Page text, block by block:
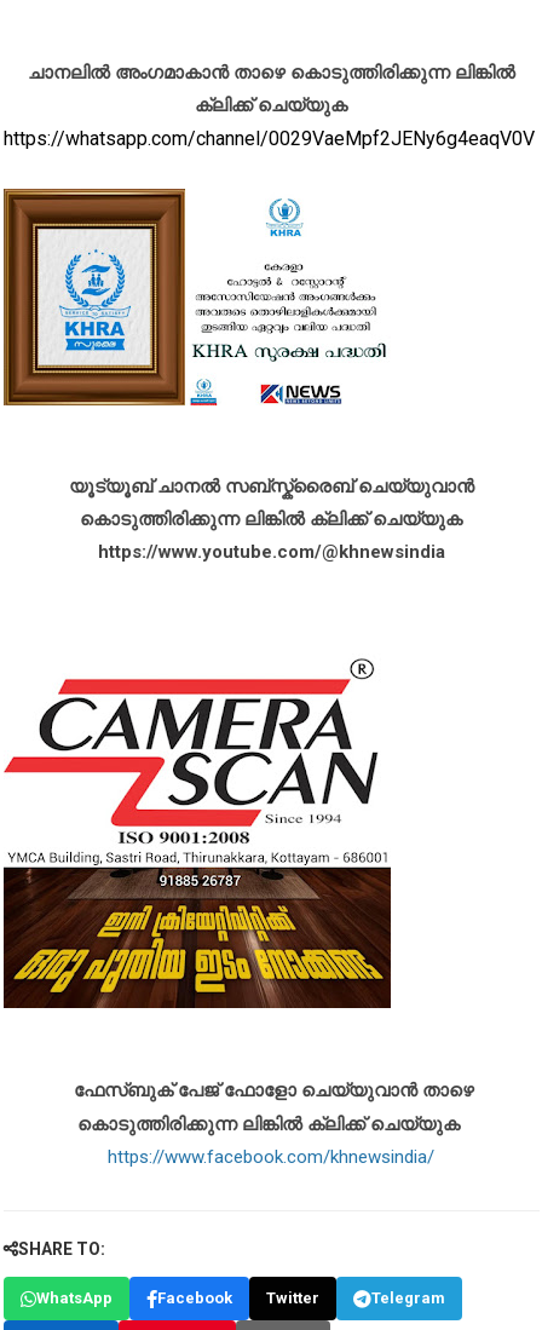
ചാനലിൽ അംഗമാകാൻ താഴെ കൊടുത്തിരിക്കുന്ന ലിങ്കിൽ
ക്ലിക്ക് ചെയ്യുക
https://whatsapp.com/channel/0029VaeMpf2JENy6g4eaqV0V
യൂട്യൂബ് ചാനൽ സബ്സ്ക്രൈബ് ചെയ്യുവാൻ
കൊടുത്തിരിക്കുന്ന ലിങ്കിൽ ക്ലിക്ക് ചെയ്യുക
https://www.youtube.com/@khnewsindia
ഫേസ്ബുക് പേജ് ഫോളോ ചെയ്യുവാൻ താഴെ
കൊടുത്തിരിക്കുന്ന ലിങ്കിൽ ക്ലിക്ക് ചെയ്യുക
https://www.facebook.com/khnewsindia/
SHARE TO:
WhatsApp Facebook Twitter Telegram